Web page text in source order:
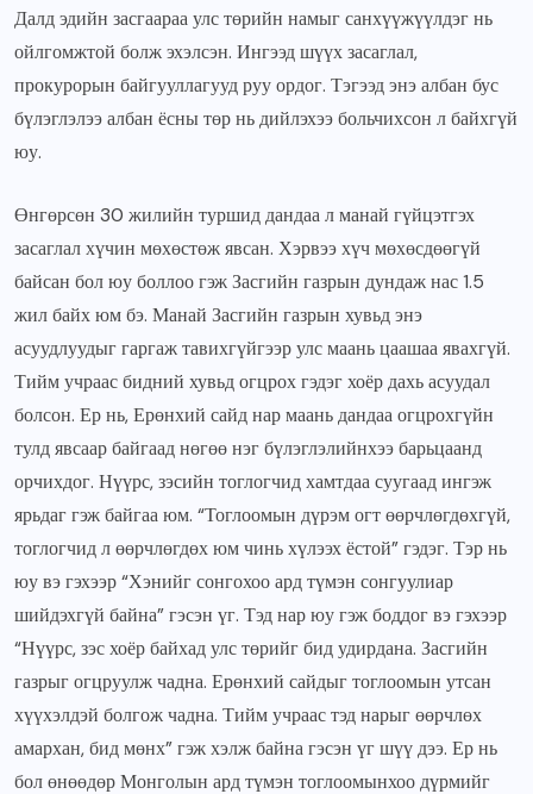
Далд эдийн засгаараа улс төрийн намыг санхүүжүүлдэг нь
ойлгомжтой болж эхэлсэн. Ингээд шүүх засаглал,
прокурорын байгууллагууд руу ордог. Тэгээд энэ албан бус
бүлэглэлээ албан ёсны төр нь дийлэхээ больчихсон л байхгүй
юу.
Өнгөрсөн 30 жилийн туршид дандаа л манай гүйцэтгэх
засаглал хүчин мөхөстөж явсан. Хэрвээ хүч мөхөсдөөгүй
байсан бол юу боллоо гэж Засгийн газрын дундаж нас 1.5
жил байх юм бэ. Манай Засгийн газрын хувьд энэ
асуудлуудыг гаргаж тавихгүйгээр улс маань цаашаа явахгүй.
Тийм учраас бидний хувьд огцрох гэдэг хоёр дахь асуудал
болсон. Ер нь, Ерөнхий сайд нар маань дандаа огцрохгүйн
тулд явсаар байгаад нөгөө нэг бүлэглэлийнхээ барьцаанд
орчихдог. Нүүрс, зэсийн тоглогчид хамтдаа суугаад ингэж
ярьдаг гэж байгаа юм. “Тоглоомын дүрэм огт өөрчлөгдөхгүй,
тоглогчид л өөрчлөгдөх юм чинь хүлээх ёстой” гэдэг. Тэр нь
юу вэ гэхээр “Хэнийг сонгохоо ард түмэн сонгуулиар
шийдэхгүй байна” гэсэн үг. Тэд нар юу гэж боддог вэ гэхээр
“Нүүрс, зэс хоёр байхад улс төрийг бид удирдана. Засгийн
газрыг огцруулж чадна. Ерөнхий сайдыг тоглоомын утсан
хүүхэлдэй болгож чадна. Тийм учраас тэд нарыг өөрчлөх
амархан, бид мөнх” гэж хэлж байна гэсэн үг шүү дээ. Ер нь
бол өнөөдөр Монголын ард түмэн тоглоомынхоо дүрмийг